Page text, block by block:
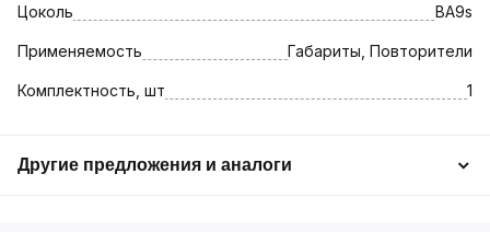
Цоколь BA9s
Применяемость Габариты, Повторители
Комплектность, шт 1
Другие предложения и аналоги